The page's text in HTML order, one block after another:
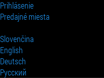
Prihlásenie
Predajné miesta
Slovenčina
English
Deutsch
Pусский